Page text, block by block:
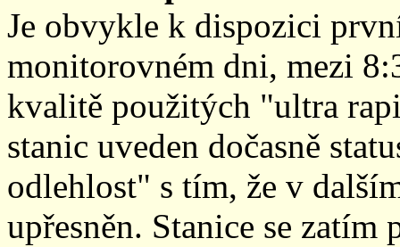
Je obvykle k dispozici
monitorovném dni, mezi
kvalitě použitých "ultra
stanic uveden dočasně
odlehlost" s tím, že v
upřesněn. Stanice se zatím